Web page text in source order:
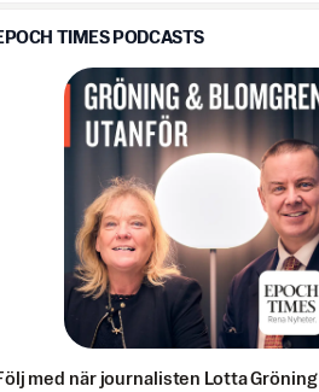
TIMES PODCASTS
med när journalisten Lotta Gröning